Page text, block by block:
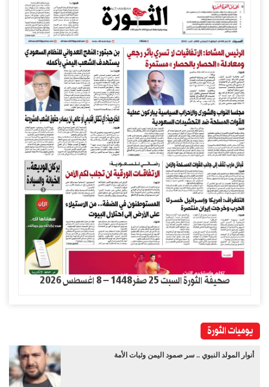
صحيفة الثورة السبت 25 صفر1448 – 8 اغسطس 2026
يوميات الثورة
أنوار المولد النبوي .. سر صمود اليمن وثبات الأمة